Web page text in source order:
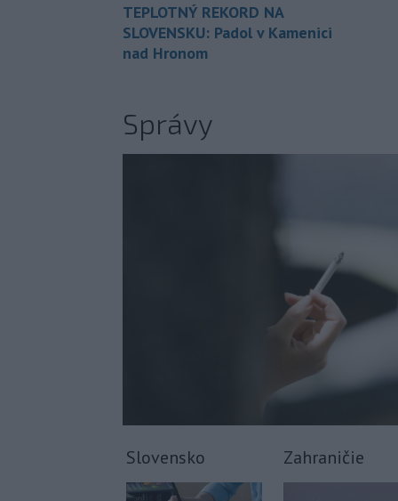
TEPLOTNÝ REKORD NA
SLOVENSKU: Padol v Kamenici
nad Hronom
Správy
Slovensko Zahraničie